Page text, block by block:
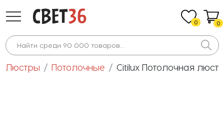
0 0
Люстры Потолочные Citilux Потолочная